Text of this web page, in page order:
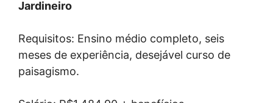
Jardineiro
Requisitos: Ensino médio completo, seis
meses de experiência, desejável curso de
paisagismo.